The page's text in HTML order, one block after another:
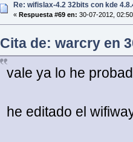
Re: wifislax-4.2 32bits con kde
« Respuesta #69 en: 30-07-2012,
Cita de: warcry en
vale ya lo he
he editado el